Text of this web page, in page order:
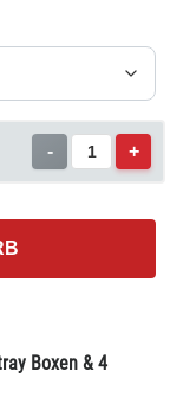
- +
Boxen & 4